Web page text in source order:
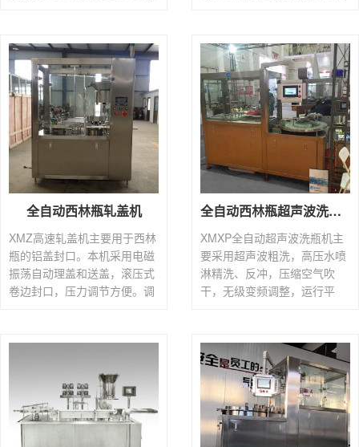
全自动西林瓶轧盖机
XMZ高速轧盖机主要用于西林
瓶的铝盖封口。本机采用电磁
振荡自动理盖和送盖，滚压式
卷边封口，压力调节方便。调
卷边封口。本机既...
全自动西林瓶超声波洗瓶机
XMXP全自动超声波洗瓶机主
要采用超声波粗洗，高压水喷
淋精洗、反冲，压缩空气吹
干，无级变频调整，运行平
改轨道后可适用多种规...